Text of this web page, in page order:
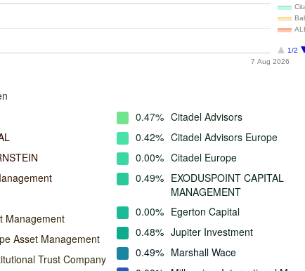
1/2
7 Aug 2026
Management
Asset Management
Trust Company
0.47% Citadel Advisors
0.42% Citadel Advisors Europe
0.00% Citadel Europe
0.49% EXODUSPOINT CAPITAL
MANAGEMENT
0.00% Egerton Capital
0.48% Jupiter Investment
0.49% Marshall Wace